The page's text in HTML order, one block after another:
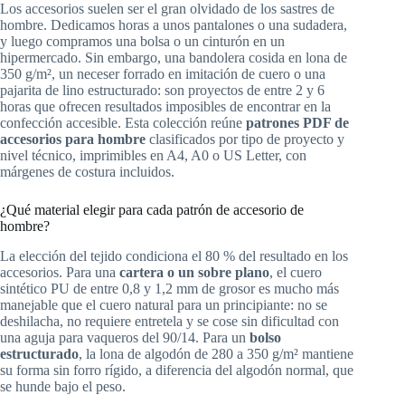
Los accesorios suelen ser el gran olvidado de los sastres de
hombre. Dedicamos horas a unos pantalones o una sudadera,
y luego compramos una bolsa o un cinturón en un
hipermercado. Sin embargo, una bandolera cosida en lona de
350 g/m², un neceser forrado en imitación de cuero o una
pajarita de lino estructurado: son proyectos de entre 2 y 6
horas que ofrecen resultados imposibles de encontrar en la
confección accesible. Esta colección reúne patrones PDF de
accesorios para hombre clasificados por tipo de proyecto y
nivel técnico, imprimibles en A4, A0 o US Letter, con
márgenes de costura incluidos.
¿Qué material elegir para cada patrón de accesorio de
hombre?
La elección del tejido condiciona el 80 % del resultado en los
accesorios. Para una cartera o un sobre plano, el cuero
sintético PU de entre 0,8 y 1,2 mm de grosor es mucho más
manejable que el cuero natural para un principiante: no se
deshilacha, no requiere entretela y se cose sin dificultad con
una aguja para vaqueros del 90/14. Para un bolso
estructurado, la lona de algodón de 280 a 350 g/m² mantiene
su forma sin forro rígido, a diferencia del algodón normal, que
se hunde bajo el peso.